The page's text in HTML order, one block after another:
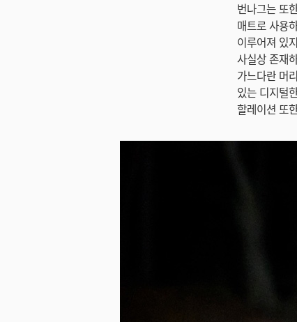
번나그는 또
매트로 사용
이루어져 있
사실상 존재
가느다란 머
있는 디지털
할레이션 또